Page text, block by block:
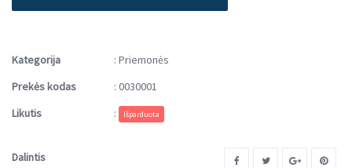
Kategorija : Priemonės
Prekės kodas
: 0030001
Likutis
: Išparduota
Dalintis